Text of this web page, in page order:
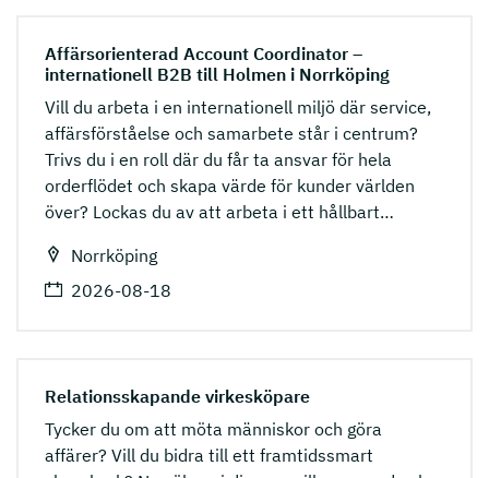
Affärsorienterad Account Coordinator –
internationell B2B till Holmen i Norrköping
Vill du arbeta i en internationell miljö där service,
affärsförståelse och samarbete står i centrum?
Trivs du i en roll där du får ta ansvar för hela
orderflödet och skapa värde för kunder världen
över? Lockas du av att arbeta i ett hållbart…
Norrköping
2026-08-18
Relationsskapande virkesköpare
Tycker du om att möta människor och göra
affärer? Vill du bidra till ett framtidssmart